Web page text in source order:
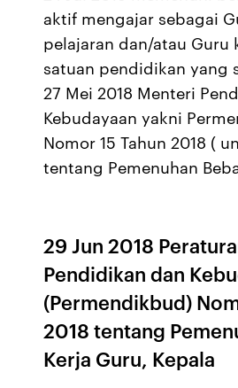
aktif mengajar sebagai
pelajaran dan/atau Guru
satuan pendidikan yang
27 Mei 2018 Menteri
Kebudayaan yakni
Nomor 15 Tahun 2018 (
tentang Pemenuhan
29 Jun 2018
Pendidikan dan
(Permendikbud)
2018 tentang
Kerja Guru, Kepala